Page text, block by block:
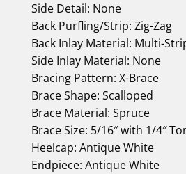
Side Detail: None
Back Purfling/Strip: Zig-Zag
Back Inlay Material: Multi-
Side Inlay Material: None
Bracing Pattern: X-Brace
Brace Shape: Scalloped
Brace Material: Spruce
Brace Size: 5/16″ with 1/4″
Heelcap: Antique White
Endpiece: Antique White